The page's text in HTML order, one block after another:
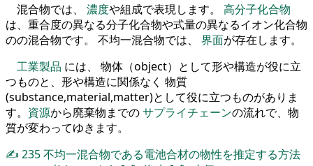
混合物では、 濃度や組成で表現します。 高分子化合物
は、重合度の異なる分子化合物や式量の異なるイオン化合物
のの混合物です。 不均一混合物では、 界面が存在します。
工業製品 には、 物体（object）として形や構造が役に立
つものと、形や構造に関係なく 物質
(substance,material,matter)として役に立つものがありま
す。 資源から廃棄物までのサプライチェーンの流れで、物
質が変わってゆきます。
✍ 235不均一混合物である電池合材の物性を推定する方法